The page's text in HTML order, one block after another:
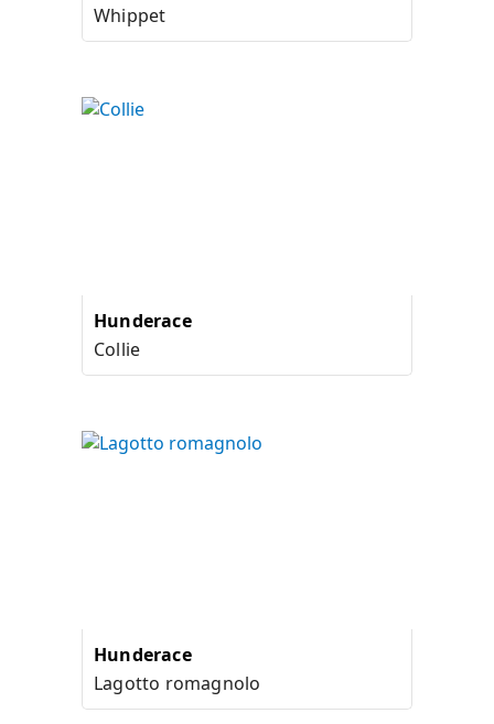
Whippet
Hunderace
Collie
Hunderace
Lagotto romagnolo